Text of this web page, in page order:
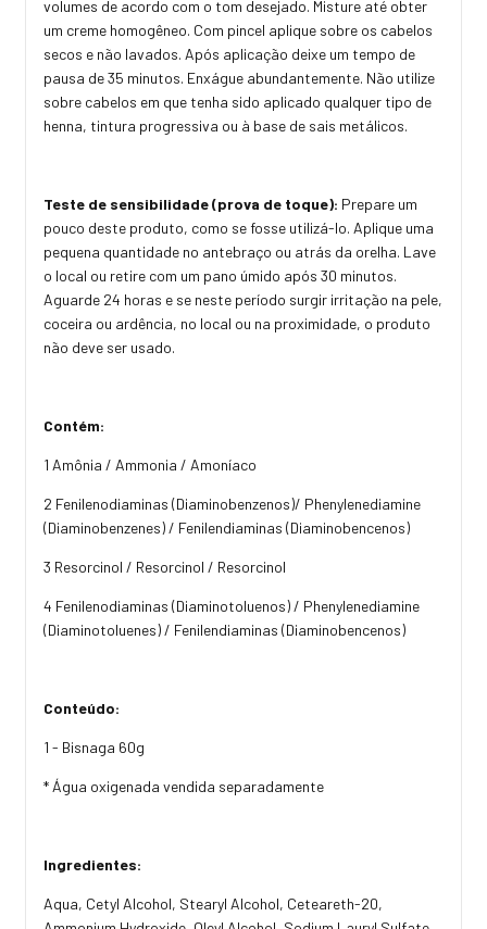
volumes de acordo com o tom desejado. Misture até obter
um creme homogêneo. Com pincel aplique sobre os cabelos
secos e não lavados. Após aplicação deixe um tempo de
pausa de 35 minutos. Enxágue abundantemente. Não utilize
sobre cabelos em que tenha sido aplicado qualquer tipo de
henna, tintura progressiva ou à base de sais metálicos.
Teste de sensibilidade (prova de toque): Prepare um
pouco deste produto, como se fosse utilizá-lo. Aplique uma
pequena quantidade no antebraço ou atrás da orelha. Lave
o local ou retire com um pano úmido após 30 minutos.
Aguarde 24 horas e se neste período surgir irritação na pele,
coceira ou ardência, no local ou na proximidade, o produto
não deve ser usado.
Contém:
1 Amônia / Ammonia / Amoníaco
2 Fenilenodiaminas (Diaminobenzenos)/ Phenylenediamine
(Diaminobenzenes) / Fenilendiaminas (Diaminobencenos)
3 Resorcinol / Resorcinol / Resorcinol
4 Fenilenodiaminas (Diaminotoluenos) / Phenylenediamine
(Diaminotoluenes) / Fenilendiaminas (Diaminobencenos)
Conteúdo:
1 - Bisnaga 60g
* Água oxigenada vendida separadamente
Ingredientes:
Aqua, Cetyl Alcohol, Stearyl Alcohol, Ceteareth-20,